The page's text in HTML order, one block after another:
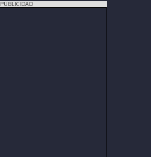
PUBLICIDAD